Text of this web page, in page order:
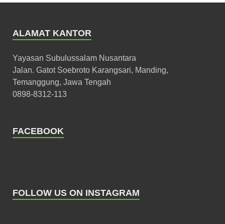
ALAMAT KANTOR
Yayasan Subulussalam Nusantara
Jalan. Gatot Soebroto Karangsari, Manding,
Temanggung, Jawa Tengah
0898-8312-113
FACEBOOK
FOLLOW US ON INSTAGRAM